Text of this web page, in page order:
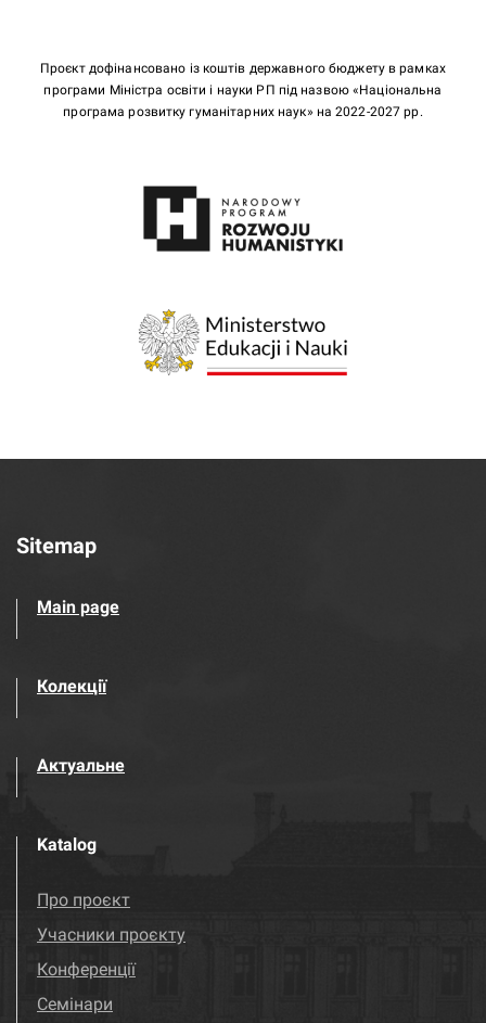
Проєкт дофінансовано із коштів державного бюджету в рамках
програми Міністра освіти і науки РП під назвою «Національна
програма розвитку гуманітарних наук» на 2022-2027 рр.
Sitemap
Main page
Колекції
Актуальне
Katalog
Про проєкт
Учасники проєкту
Конференції
Семінари